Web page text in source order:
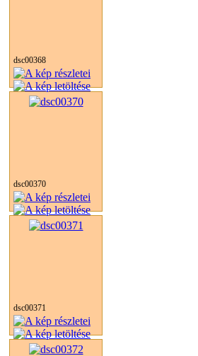
dsc00368
dsc00370
dsc00371